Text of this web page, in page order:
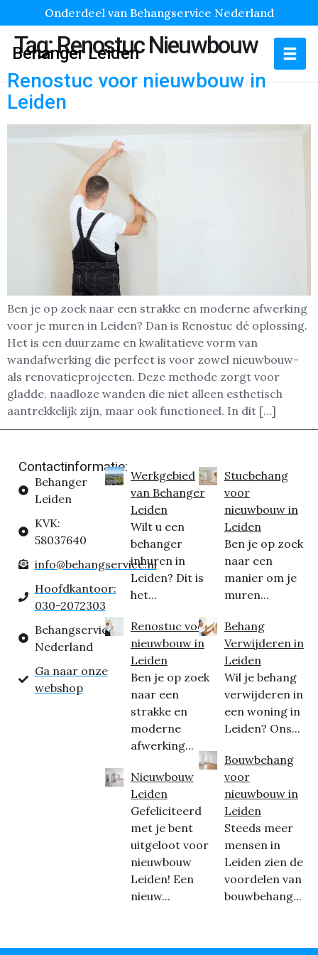
Onderdeel van Behangservice Nederland
Behanger Leiden
Tag:Renostuc Nieuwbouw
Renostuc voor nieuwbouw in
Leiden
Ben je op zoek naar een strakke en moderne afwerking
voor je muren in Leiden? Dan is Renostuc dé oplossing.
Het is een duurzame en kwalitatieve vorm van
wandafwerking die perfect is voor zowel nieuwbouw-
als renovatieprojecten. Deze methode zorgt voor
gladde, naadloze wanden die niet alleen esthetisch
aantrekkelijk zijn, maar ook functioneel. In dit […]
Contactinformatie:
Behanger
Leiden
KVK:
58037640
info@behangservice.nl
Hoofdkantoor:
030-2072303
Behangservice
Nederland
Ga naar onze
webshop
Werkgebied
van Behanger
Leiden
Wilt u een
behanger
inhuren in
Leiden? Dit is
het...
Renostuc voor
nieuwbouw in
Leiden
Ben je op zoek
naar een
strakke en
moderne
afwerking...
Nieuwbouw
Leiden
Gefeliciteerd
met je bent
uitgeloot voor
nieuwbouw
Leiden! Een
nieuw...
Stucbehang
voor
nieuwbouw in
Leiden
Ben je op zoek
naar een
manier om je
muren...
Behang
Verwijderen in
Leiden
Wil je behang
verwijderen in
een woning in
Leiden? Ons...
Bouwbehang
voor
nieuwbouw in
Leiden
Steeds meer
mensen in
Leiden zien de
voordelen van
bouwbehang...